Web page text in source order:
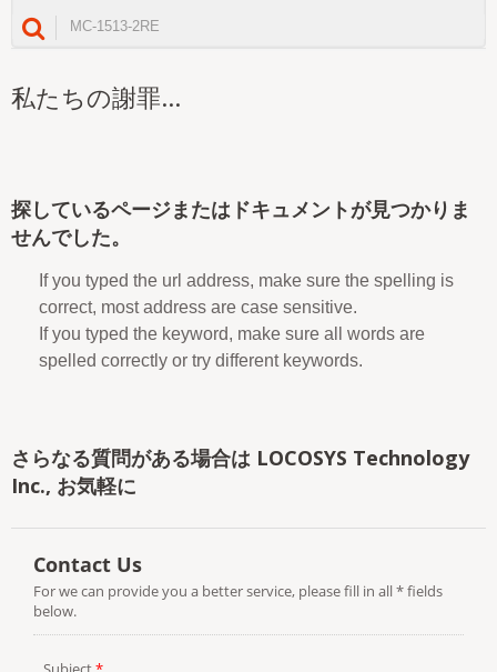
私たちの謝罪...
探しているページまたはドキュメントが見つかりま
せんでした。
If you typed the url address, make sure the spelling is
correct, most address are case sensitive.
If you typed the keyword, make sure all words are
spelled correctly or try different keywords.
さらなる質問がある場合は LOCOSYS Technology
Inc., お気軽に